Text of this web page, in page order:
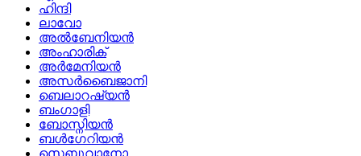
ഹിന്ദി
ലാവോ
അൽബേനിയൻ
അംഹാരിക്
അർമേനിയൻ
അസർബൈജാനി
ബെലാറഷ്യൻ
ബംഗാളി
ബോസ്നിയൻ
ബൾഗേറിയൻ
സെബുവാനോ